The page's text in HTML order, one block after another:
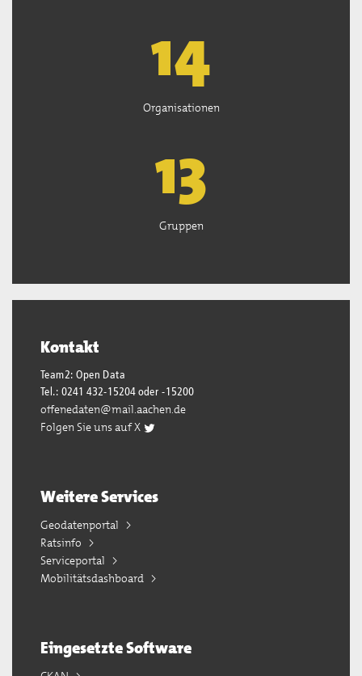
15
Organisationen
13
Gruppen
Kontakt
Team2: Open Data
Tel.: 0241 432-15204 oder -15200
offenedaten@mail.aachen.de
Folgen Sie uns auf X
Weitere Services
Geodatenportal
Ratsinfo
Serviceportal
Mobilitätsdashboard
Eingesetzte Software